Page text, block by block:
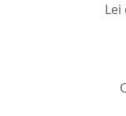
Lei